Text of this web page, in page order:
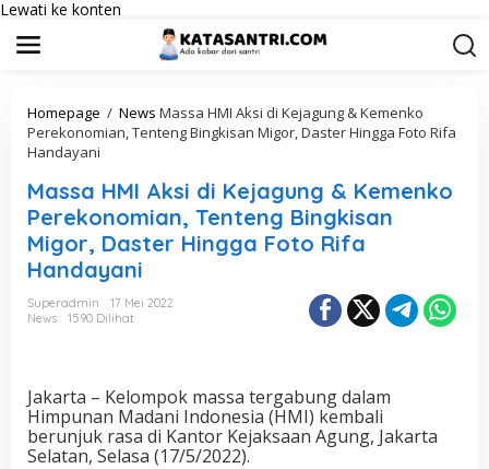
Lewati ke konten
Homepage / News Massa HMI Aksi di Kejagung & Kemenko
Perekonomian, Tenteng Bingkisan Migor, Daster Hingga Foto Rifa
Handayani
Massa HMI Aksi di Kejagung & Kemenko
Perekonomian, Tenteng Bingkisan
Migor, Daster Hingga Foto Rifa
Handayani
Superadmin
17 Mei 2022
News
1590 Dilihat
Jakarta – Kelompok massa tergabung dalam
Himpunan Madani Indonesia (HMI) kembali
berunjuk rasa di Kantor Kejaksaan Agung, Jakarta
Selatan, Selasa (17/5/2022).